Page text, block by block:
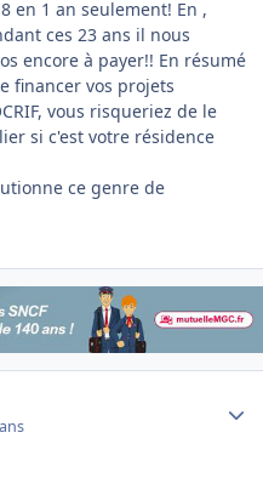
en 1 an seulement! En ,
ces 23 ans il nous
encore à payer!! En résumé
financer vos projets
vous risqueriez de le
si c'est votre résidence
ce genre de